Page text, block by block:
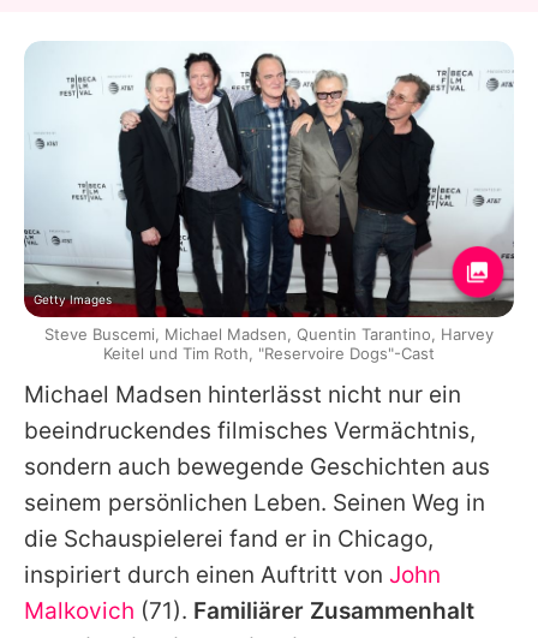
Michael Madsen hinterlässt nicht nur ein
beeindruckendes filmisches Vermächtnis,
sondern auch bewegende Geschichten aus
seinem persönlichen Leben. Seinen Weg in
die Schauspielerei fand er in Chicago,
inspiriert durch einen Auftritt von John
Malkovich (71). Familiärer Zusammenhalt
Getty Images
Steve Buscemi, Michael Madsen, Quentin Tarantino, Harvey
Keitel und Tim Roth, "Reservoire Dogs"-Cast